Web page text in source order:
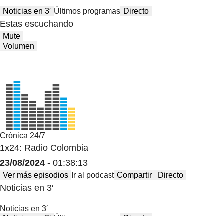
Noticias en 3′ Últimos programas Directo
Estas escuchando
Mute
Volumen
Crónica 24/7
1x24: Radio Colombia
23/08/2024 - 01:38:13
Ver más episodios Ir al podcast Compartir Directo
Noticias en 3′
Noticias en 3′